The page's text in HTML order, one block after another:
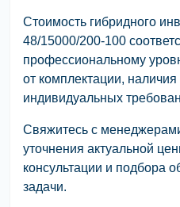
Стоимость гибридного
48/15000/200-100
профессиональному
от комплектации, наличия
индивидуальных
Свяжитесь с
уточнения актуальной
консультации и подбора
задачи.